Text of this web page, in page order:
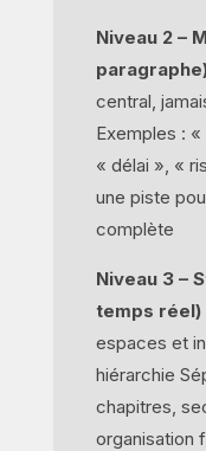
Niveau 2 –
central,
Exemples :
« délai », «
une piste
complète
Niveau 3 –
temps réel)
espaces et
hiérarchie
chapitres,
organisation